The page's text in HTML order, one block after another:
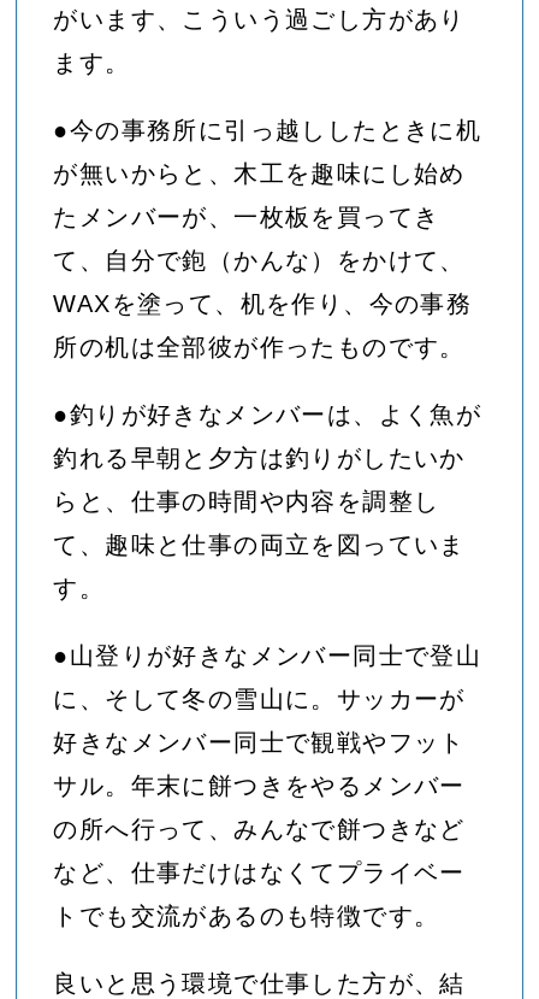
がいます、こういう過ごし方があり
ます。
●今の事務所に引っ越ししたときに机
が無いからと、木工を趣味にし始め
たメンバーが、一枚板を買ってき
て、自分で鉋（かんな）をかけて、
WAXを塗って、机を作り、今の事務
所の机は全部彼が作ったものです。
●釣りが好きなメンバーは、よく魚が
釣れる早朝と夕方は釣りがしたいか
らと、仕事の時間や内容を調整し
て、趣味と仕事の両立を図っていま
す。
●山登りが好きなメンバー同士で登山
に、そして冬の雪山に。サッカーが
好きなメンバー同士で観戦やフット
サル。年末に餅つきをやるメンバー
の所へ行って、みんなで餅つきなど
など、仕事だけはなくてプライベー
トでも交流があるのも特徴です。
良いと思う環境で仕事した方が、結